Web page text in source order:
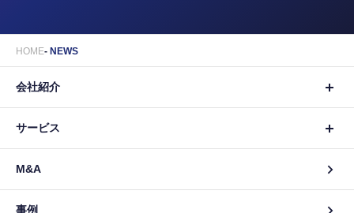
HOME NEWS
会社紹介
サービス
M&A
事例